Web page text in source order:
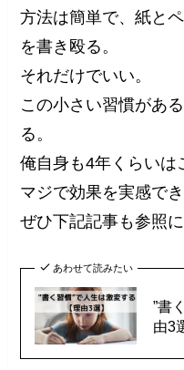
方法は簡単で、紙と
を書き殴る。
それだけでいい。
この小さい習慣があ
る。
俺自身も4年くらいは
マジで効果を実感でき
ぜひ下記記事も参照
あわせて読みたい
”書
由3